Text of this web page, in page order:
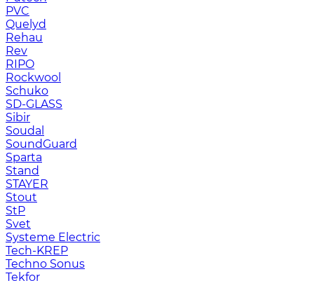
PVC
Quelyd
Rehau
Rev
RIPO
Rockwool
Schuko
SD-GLASS
Sibir
Soudal
SoundGuard
Sparta
Stand
STAYER
Stout
StP
Svet
Systeme Electric
Tech-KREP
Techno Sonus
Tekfor